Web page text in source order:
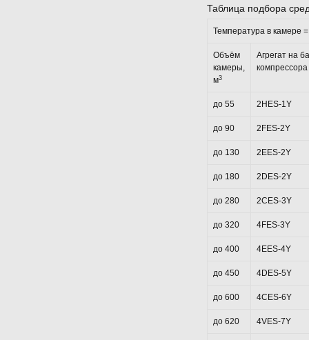
Таблица подбора
Температура в камере
Объём
камеры,
м3
Агрегат на
компрессора
до 55 2HES-1Y
до 90 2FES-2Y
до 130 2EES-2Y
до 180 2DES-2Y
до 280 2CES-3Y
до 320 4FES-3Y
до 400 4EES-4Y
до 450 4DES-5Y
до 600 4CES-6Y
до 620 4VES-7Y